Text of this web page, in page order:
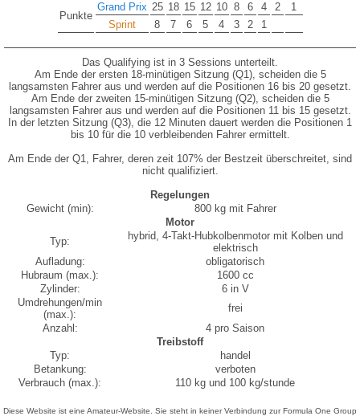
Punkte
Grand Prix 25 18 15 12 10 8 6 4 2
1
Sprint
8 7 6 5 4 3 2 1
Das Qualifying ist in 3 Sessions unterteilt.
Am Ende der ersten 18-minütigen Sitzung (Q1), scheiden die 5
langsamsten Fahrer aus und werden auf die Positionen 16 bis 20 gesetzt.
Am Ende der zweiten 15-minütigen Sitzung (Q2), scheiden die 5
langsamsten Fahrer aus und werden auf die Positionen 11 bis 15 gesetzt.
In der letzten Sitzung (Q3), die 12 Minuten dauert werden die Positionen 1
bis 10 für die 10 verbleibenden Fahrer ermittelt.
Am Ende der Q1, Fahrer, deren zeit 107% der Bestzeit überschreitet, sind
nicht qualifiziert.
Regelungen
Gewicht (min):
800 kg mit Fahrer
Motor
Typ:
hybrid, 4-Takt-Hubkolbenmotor mit Kolben und
elektrisch
Aufladung:
obligatorisch
Hubraum (max.):
1600 cc
Zylinder:
6 in V
Umdrehungen/min
(max.):
frei
Anzahl:
4 pro Saison
Treibstoff
Typ:
handel
Betankung:
verboten
Verbrauch (max.):
110 kg und 100 kg/stunde
Diese Website ist eine Amateur-Website. Sie steht in keiner Verbindung zur Formula One Group